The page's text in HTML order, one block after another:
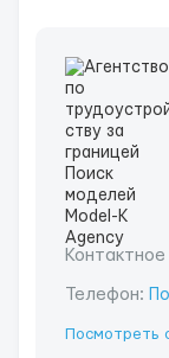
Телефон: